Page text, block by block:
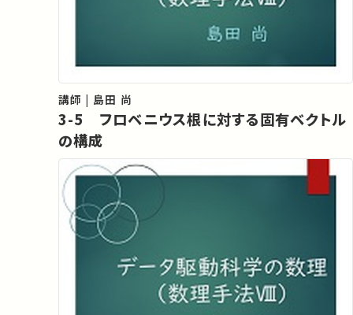
講師 | 島田 尚
3-5 フロベニウス根に対する固有ベクトル
の構成